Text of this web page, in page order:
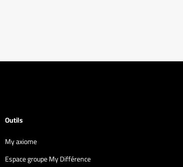
Outils
My axiome
Espace groupe My Différence